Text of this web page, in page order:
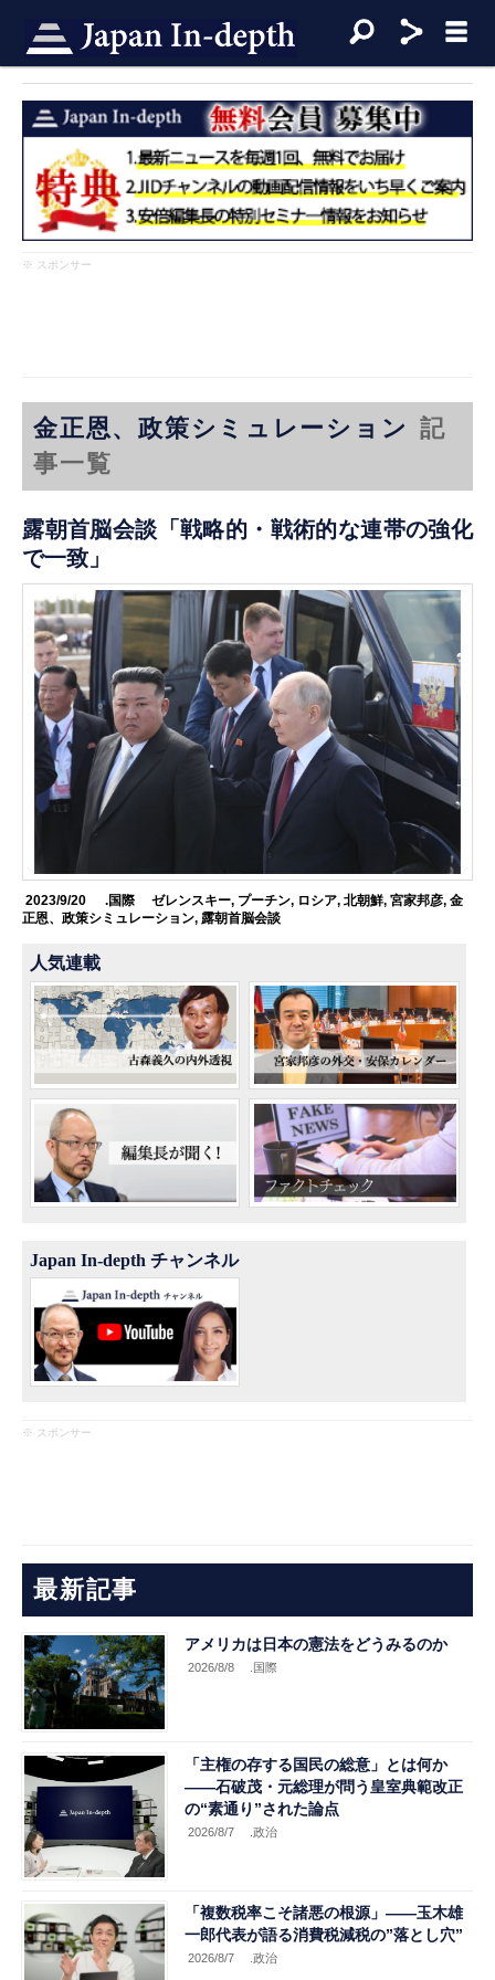
※ スポンサー
金正恩、政策シミュレーション 記
事一覧
露朝首脳会談「戦略的・戦術的な連帯の強化
で一致」
2023/9/20 .国際 ゼレンスキー, プーチン, ロシア, 北朝鮮, 宮家邦彦, 金
正恩、政策シミュレーション, 露朝首脳会談
人気連載
Japan In-depth チャンネル
※ スポンサー
最新記事
アメリカは日本の憲法をどうみるのか
2026/8/8 .国際
「主権の存する国民の総意」とは何か
――石破茂・元総理が問う皇室典範改正
の“素通り”された論点
2026/8/7 .政治
「複数税率こそ諸悪の根源」――玉木雄
一郎代表が語る消費税減税の”落とし穴”
2026/8/7 .政治